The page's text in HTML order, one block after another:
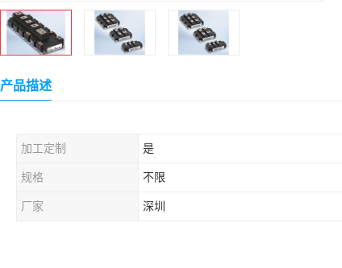
产品描述
加工定制 是
规格 不限
厂家 深圳